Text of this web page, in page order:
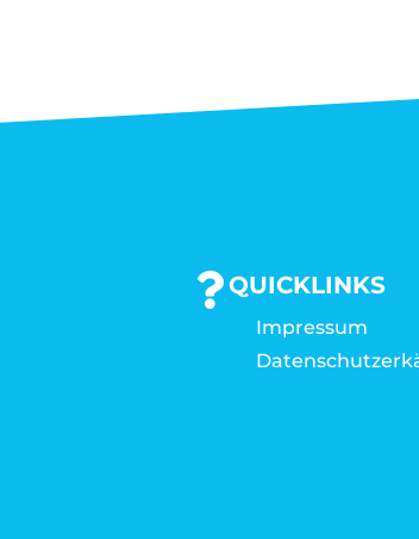
QUICKLINKS
Impressum